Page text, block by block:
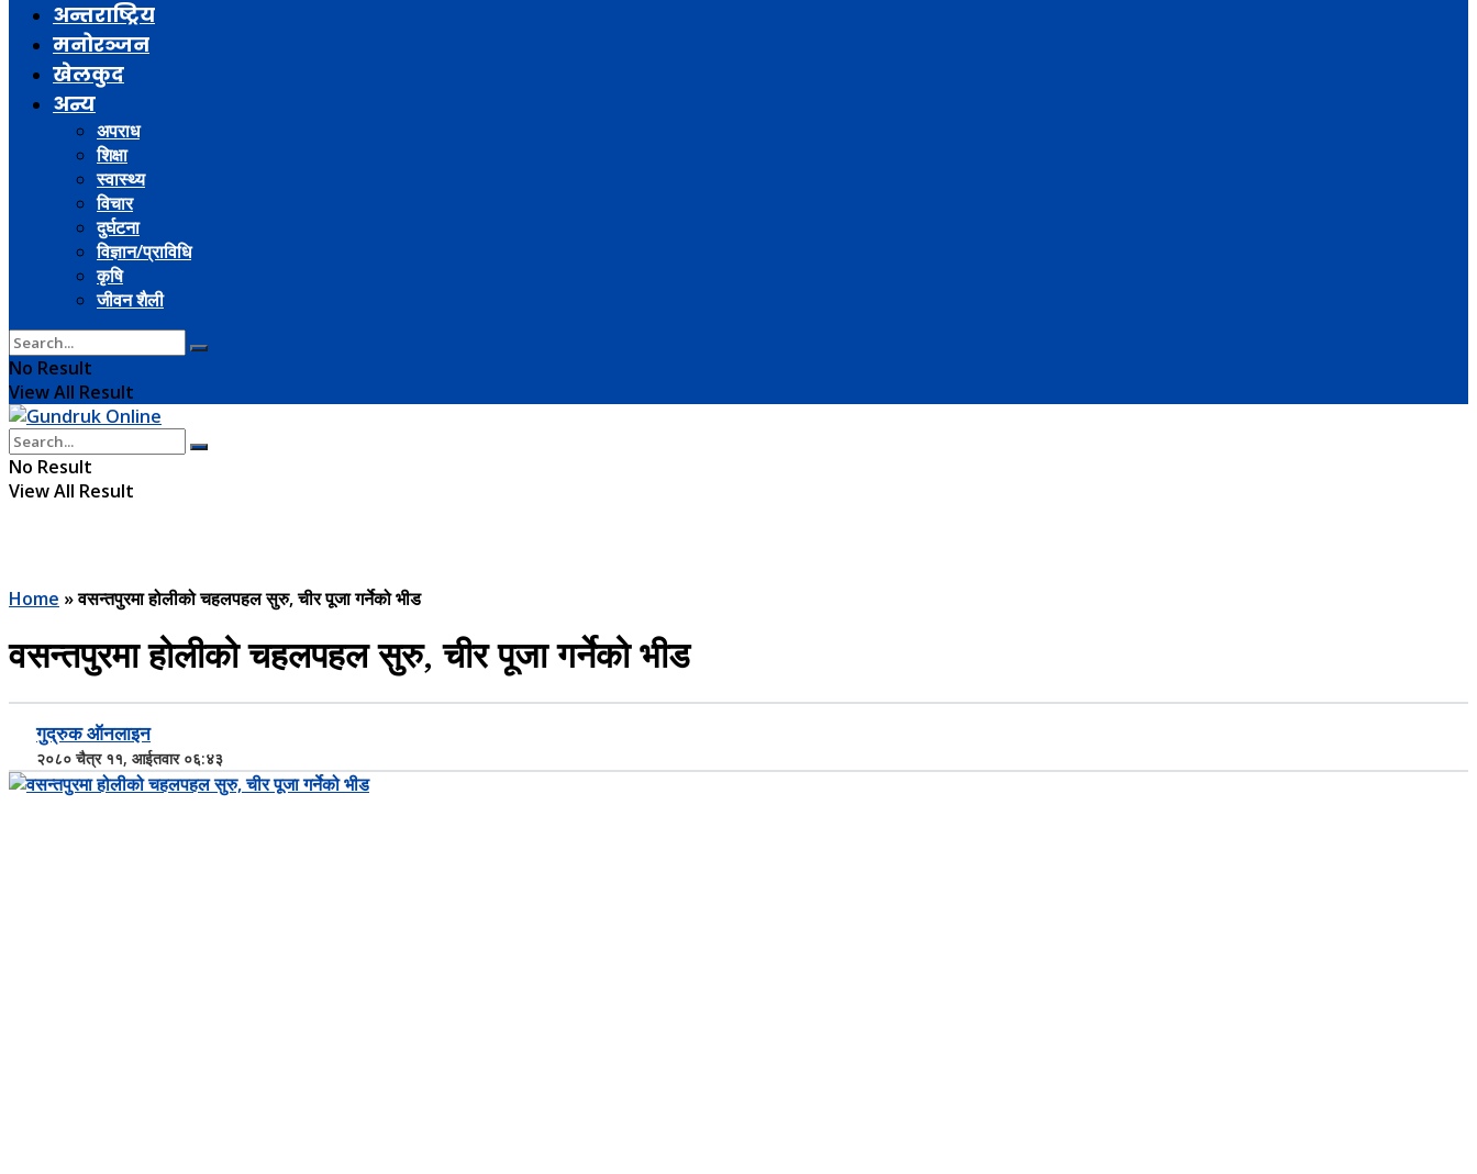
अन्तराष्ट्रिय
मनोरञ्जन
खेलकुद
अन्य
अपराध
शिक्षा
स्वास्थ्य
विचार
दुर्घटना
विज्ञान/प्राविधि
कृषि
जीवन शैली
No Result
View All Result
No Result
View All Result
Home »वसन्तपुरमा होलीको चहलपहल सुरु, चीर पूजा गर्नेको भीड
वसन्तपुरमा होलीको चहलपहल सुरु, चीर पूजा गर्नेको भीड
गुद्रुक ऑनलाइन
२०८० चैत्र ११, आईतवार ०६:४३